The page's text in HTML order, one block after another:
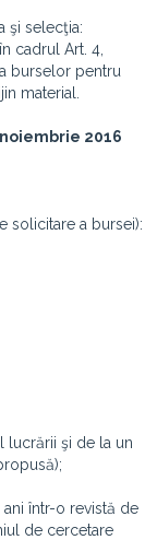
şi selecţia:
cadrul Art. 4,
burselor pentru
material.
2016
solicitare a bursei):
lucrării şi de la un
într-o revistă de
de cercetare